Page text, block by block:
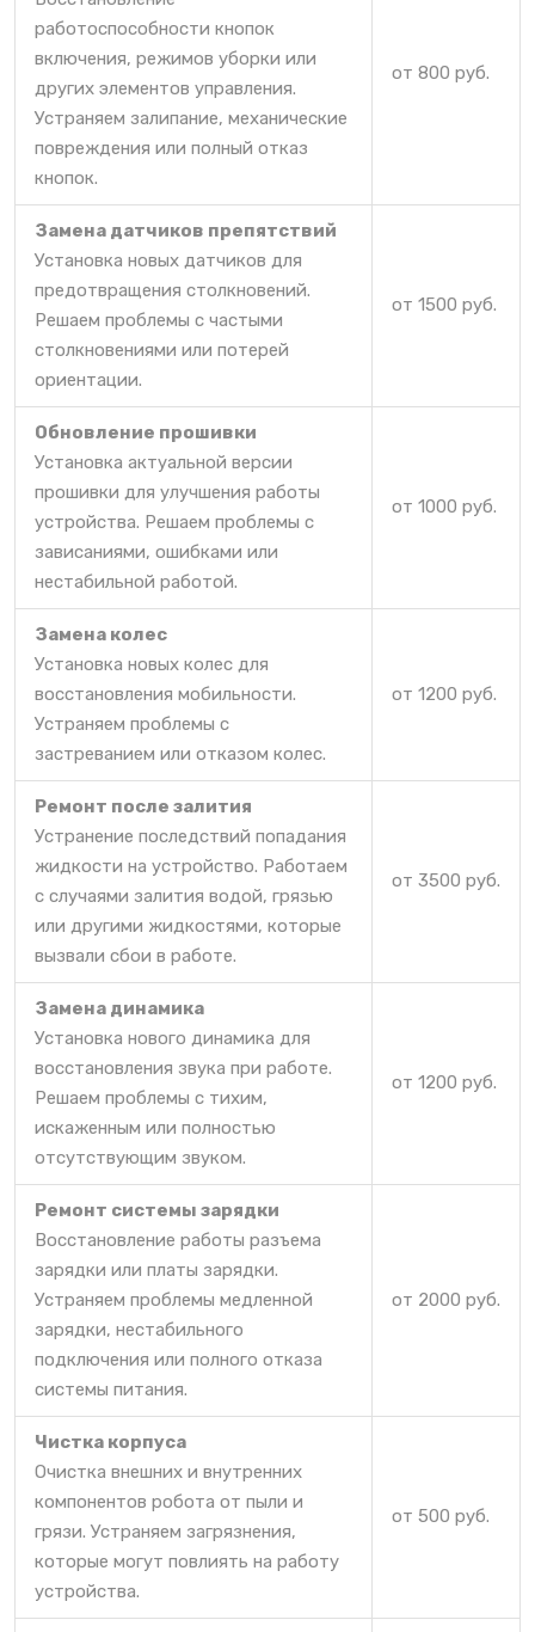
работоспособности кнопок
включения, режимов уборки или
других элементов управления.
Устраняем залипание, механические
повреждения или полный отказ
кнопок.
от 800 руб.
Замена датчиков препятствий
Установка новых датчиков для
предотвращения столкновений.
Решаем проблемы с частыми
столкновениями или потерей
ориентации.
от 1500 руб.
Обновление прошивки
Установка актуальной версии
прошивки для улучшения работы
устройства. Решаем проблемы с
зависаниями, ошибками или
нестабильной работой.
от 1000 руб.
Замена колес
Установка новых колес для
восстановления мобильности.
Устраняем проблемы с
застреванием или отказом колес.
от 1200 руб.
Ремонт после залития
Устранение последствий попадания
жидкости на устройство. Работаем
с случаями залития водой, грязью
или другими жидкостями, которые
вызвали сбои в работе.
от 3500 руб.
Замена динамика
Установка нового динамика для
восстановления звука при работе.
Решаем проблемы с тихим,
искаженным или полностью
отсутствующим звуком.
от 1200 руб.
Ремонт системы зарядки
Восстановление работы разъема
зарядки или платы зарядки.
Устраняем проблемы медленной
зарядки, нестабильного
подключения или полного отказа
системы питания.
от 2000 руб.
Чистка корпуса
Очистка внешних и внутренних
компонентов робота от пыли и
грязи. Устраняем загрязнения,
которые могут повлиять на работу
устройства.
от 500 руб.